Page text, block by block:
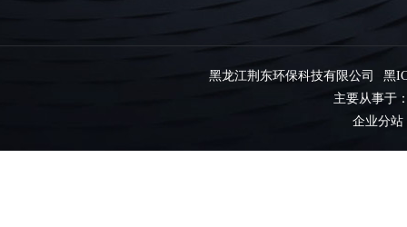
黑龙江荆东环保科技有限公司
黑
主要从事于
企业分站